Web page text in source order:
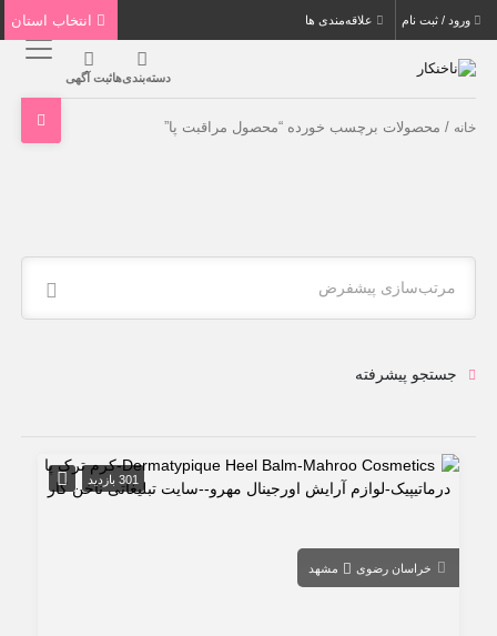
ورود / ثبت نام علاقه‌مندی ها
دسته‌بندی‌هاثبت آگهی
خانه / محصولات برچسب خورده “محصول مراقبت پا”
مرتب‌سازی پیشفرض
جستجو پیشرفته
301 بازدید
خراسان رضوی مشهد